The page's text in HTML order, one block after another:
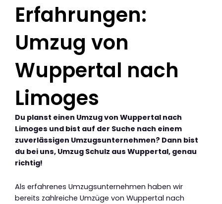
Erfahrungen:
Umzug von
Wuppertal nach
Limoges
Du planst einen Umzug von Wuppertal nach
Limoges und bist auf der Suche nach einem
zuverlässigen Umzugsunternehmen? Dann bist
du bei uns, Umzug Schulz aus Wuppertal, genau
richtig!
Als erfahrenes Umzugsunternehmen haben wir
bereits zahlreiche Umzüge von Wuppertal nach